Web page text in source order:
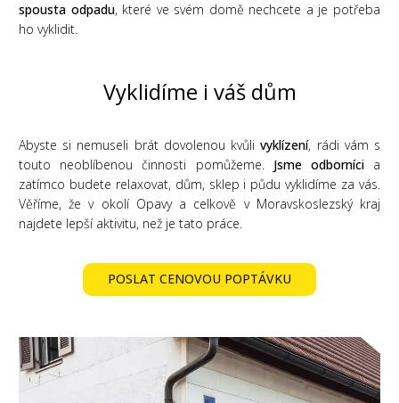
spousta odpadu, které ve svém domě nechcete a je potřeba
ho vyklidit.
Vyklidíme i váš dům
Abyste si nemuseli brát dovolenou kvůlivyklízení, rádi vám s
touto neoblíbenou činnosti pomůžeme. Jsme odbornícia
zatímco budete relaxovat, dům, sklep i půdu vyklidíme za vás.
Věříme, že v okolí Opavy a celkově v Moravskoslezský kraj
najdete lepší aktivitu, než je tato práce.
POSLAT CENOVOU POPTÁVKU